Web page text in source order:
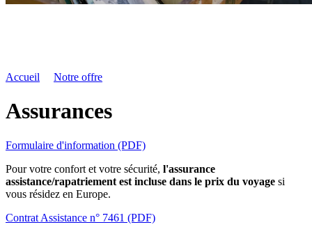
Accueil Notre offre
Assurances
Formulaire d'information (PDF)
Pour votre confort et votre sécurité, l'assurance
assistance/rapatriement est incluse dans le prix du voyage si
vous résidez en Europe.
Contrat Assistance n° 7461 (PDF)